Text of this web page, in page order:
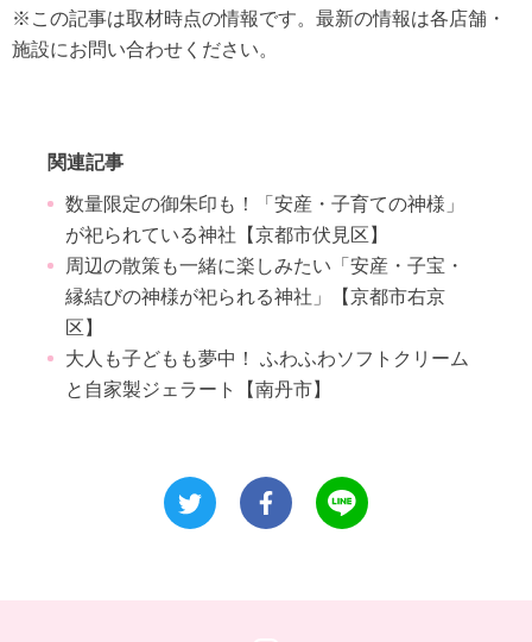
※この記事は取材時点の情報です。最新の情報は各店舗・
施設にお問い合わせください。
関連記事
数量限定の御朱印も！「安産・子育ての神様」
が祀られている神社【京都市伏見区】
周辺の散策も一緒に楽しみたい「安産・子宝・
縁結びの神様が祀られる神社」【京都市右京
区】
大人も子どもも夢中！ ふわふわソフトクリーム
と自家製ジェラート【南丹市】